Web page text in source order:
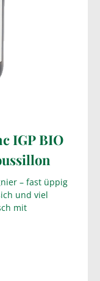
IGPBIO
– fast üppig
und viel
mit